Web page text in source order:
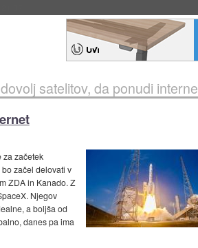
satelitov, da ponudi
za začetek
začel delovati v
ZDA in Kanado. Z
Njegov
a boljša od
danes pa ima